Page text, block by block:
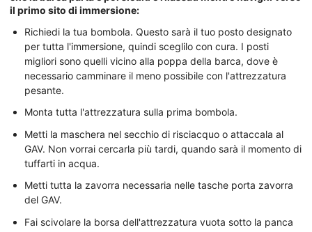
il primo sito di immersione:
Richiedi la tua bombola. Questo sarà il tuo posto designato
per tutta l'immersione, quindi sceglilo con cura. I posti
migliori sono quelli vicino alla poppa della barca, dove è
necessario camminare il meno possibile con l'attrezzatura
pesante.
Monta tutta l'attrezzatura sulla prima bombola.
Metti la maschera nel secchio di risciacquo o attaccala al
GAV. Non vorrai cercarla più tardi, quando sarà il momento di
tuffarti in acqua.
Metti tutta la zavorra necessaria nelle tasche porta zavorra
del GAV.
Fai scivolare la borsa dell'attrezzatura vuota sotto la panca